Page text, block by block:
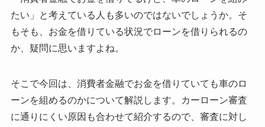
たい」と考えている人も多いのではないでしょうか。そ
もそも、お金を借りている状況でローンを借りられるの
か、疑問に思いますよね。
そこで今回は、消費者金融でお金を借りていても車のロ
ーンを組めるのかについて解説します。カーローン審査
に通りにくい原因も合わせて紹介するので、審査に対し